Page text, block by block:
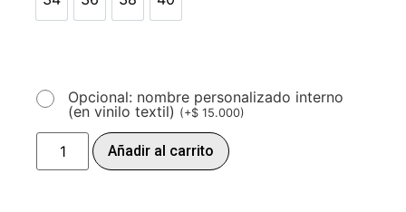
38
Opcional: nombre personalizado interno
(en vinilo textil) (+$ 15.000)
Añadir al carrito